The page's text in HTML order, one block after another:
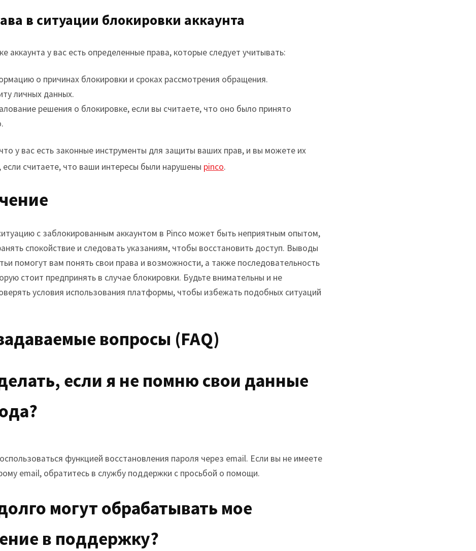
в ситуации блокировки аккаунта
аккаунта у вас есть определенные права, которые следует учитывать:
о причинах блокировки и сроках рассмотрения обращения.
личных данных.
решения о блокировке, если вы считаете, что оно было принято
у вас есть законные инструменты для защиты ваших прав, и вы можете их
если считаете, что ваши интересы были нарушены pinco.
с заблокированным аккаунтом в Pinco может быть неприятным опытом,
спокойствие и следовать указаниям, чтобы восстановить доступ. Выводы
помогут вам понять свои права и возможности, а также последовательность
стоит предпринять в случае блокировки. Будьте внимательны и не
условия использования платформы, чтобы избежать подобных ситуаций
вопросы (FAQ)
если я не помню свои данные
функцией восстановления пароля через email. Если вы не имеете
email, обратитесь в службу поддержки с просьбой о помощи.
могут обрабатывать мое
в поддержку?